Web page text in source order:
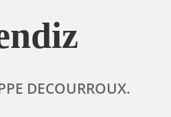
DECOURROUX.